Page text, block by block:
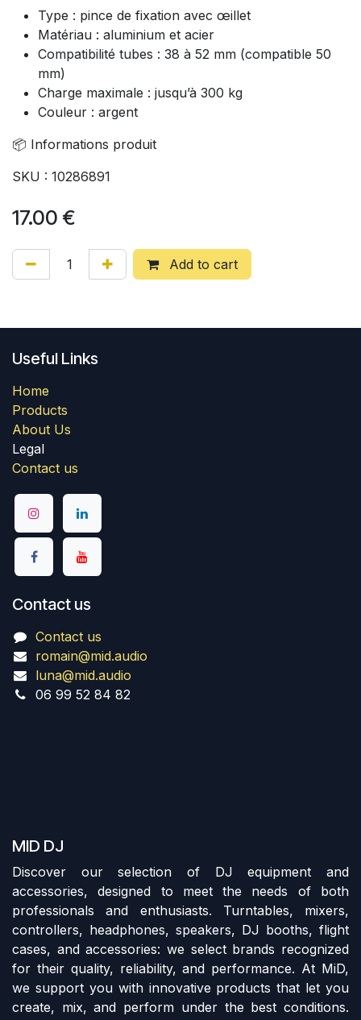
Type : pince de fixation avec œillet
Matériau : aluminium et acier
Compatibilité tubes : 38 à 52 mm (compatible 50
mm)
Charge maximale : jusqu’à 300 kg
Couleur : argent
📦 Informations produit
SKU : 10286891
17.00 €
Add to cart
Useful Links
Home
Products
About Us
Legal
Contact us
Contact us
Contact us
romain@mid.audio
luna@mid.audio
06 99 52 84 82
MID DJ
Discover our selection of DJ equipment and
accessories, designed to meet the needs of both
professionals and enthusiasts. Turntables, mixers,
controllers, headphones, speakers, DJ booths, flight
cases, and accessories: we select brands recognized
for their quality, reliability, and performance. At MiD,
we support you with innovative products that let you
create, mix, and perform under the best conditions.